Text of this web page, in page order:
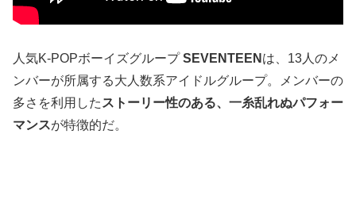
人気K-POPボーイズグループSEVENTEEN は、13人のメ
ンバーが所属する大人数系アイドルグループ。メンバーの
多さを利用した ストーリー性のある、一糸乱れぬパフォー
マンスが特徴的だ。